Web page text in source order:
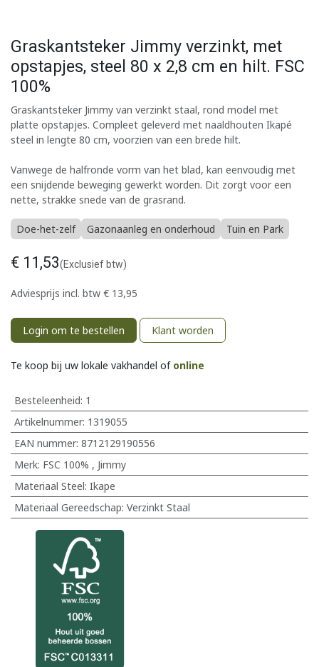
Graskantsteker Jimmy verzinkt, met
opstapjes, steel 80 x 2,8 cm en hilt. FSC
100%
Graskantsteker Jimmy van verzinkt staal, rond model met
platte opstapjes. Compleet geleverd met naaldhouten Ikapé
steel in lengte 80 cm, voorzien van een brede hilt.
Vanwege de halfronde vorm van het blad, kan eenvoudig met
een snijdende beweging gewerkt worden. Dit zorgt voor een
nette, strakke snede van de grasrand.
Doe-het-zelf Gazonaanleg en onderhoud Tuin en Park
€ 11,53(Exclusief btw)
Adviesprijs incl. btw € 13,95
Login om te bestellen Klant worden
Te koop bij uw lokale vakhandel of online
Besteleenheid: 1
Artikelnummer: 1319055
EAN nummer: 8712129190556
Merk: FSC 100% , Jimmy
Materiaal Steel: Ikape
Materiaal Gereedschap: Verzinkt Staal